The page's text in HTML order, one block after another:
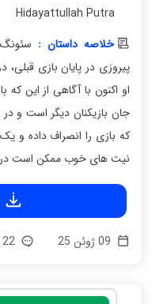
Hidayattullah Putra
خلاصه داستان :
او اکنون با آگاهی از این
جان بازیکنان دیگر است و
که بازی را انصراف داده و یک
نیت های خوب ممکن است در
22 دیدگاه